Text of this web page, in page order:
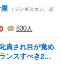
（ジンギスカン、居
830人
責され目が覚め
ンスすべき2